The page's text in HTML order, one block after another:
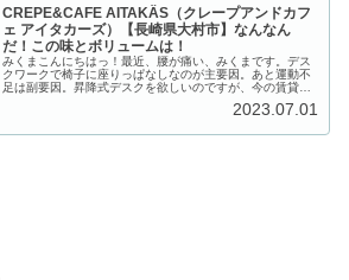
CREPE&CAFE AITAKÂS（クレープアンドカフ
ェ アイタカーズ）【長崎県大村市】なんなん
だ！この味とボリュームは！
みくまこんにちはっ！最近、腰が痛い、みくまです。デス
クワークで椅子に座りっぱなしなのが主要因。あと運動不
足は副要因。昇降式デスクを欲しいのですが、今の賃貸で
2023.07.01